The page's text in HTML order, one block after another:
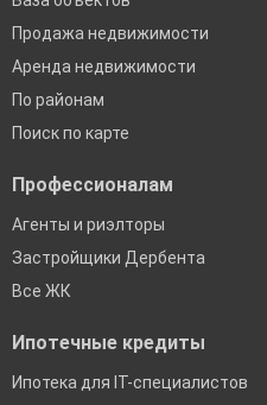
Продажа недвижимости
Аренда недвижимости
По районам
Поиск по карте
Профессионалам
Агенты и риэлторы
Застройщики Дербента
Все ЖК
Ипотечные кредиты
Ипотека для IT-специалистов